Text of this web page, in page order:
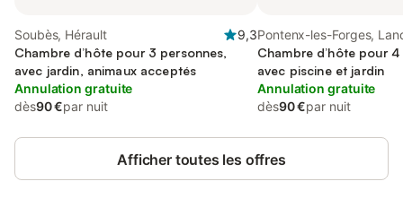
Soubès, Hérault
9,3
Chambre d’hôte pour 3 personnes,
avec jardin, animaux acceptés
Annulation gratuite
dès90 €par nuit
Pontenx-les-Forges,
Chambre d’hôte pour
avec piscine et jardin
Annulation gratuite
dès90 €par nuit
Afficher toutes les offres